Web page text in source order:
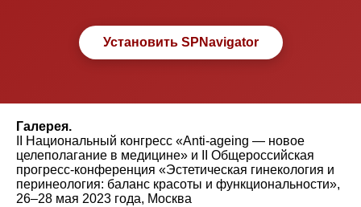
Установить SPNavigator
Галерея.
II Национальный конгресс «Anti-ageing — новое
целеполагание в медицине» и II Общероссийская
прогресс-конференция «Эстетическая гинекология и
перинеология: баланс красоты и функциональности»,
26–28 мая 2023 года, Москва